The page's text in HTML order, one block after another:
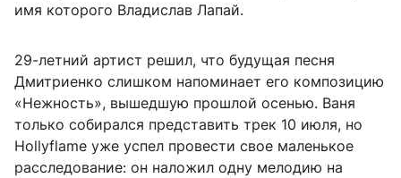
имя которого Владислав Лапай.
29-летний артист решил, что будущая песня
Дмитриенко слишком напоминает его композицию
«Нежность», вышедшую прошлой осенью. Ваня
только собирался представить трек 10 июля, но
Hollyflame уже успел провести свое маленькое
расследование: он наложил одну мелодию на